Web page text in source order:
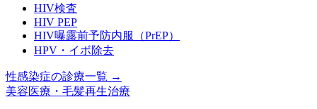
HIV検査
HIV PEP
HIV曝露前予防内服（PrEP）
HPV・イボ除去
性感染症の診療一覧 →
美容医療・毛髪再生治療